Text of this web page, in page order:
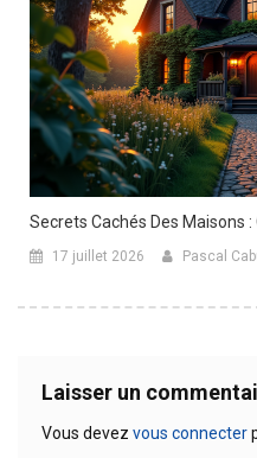
Secrets Cachés Des Maisons
17 juillet 2026 Pascal
Laisser un
Vous devez vous connecter